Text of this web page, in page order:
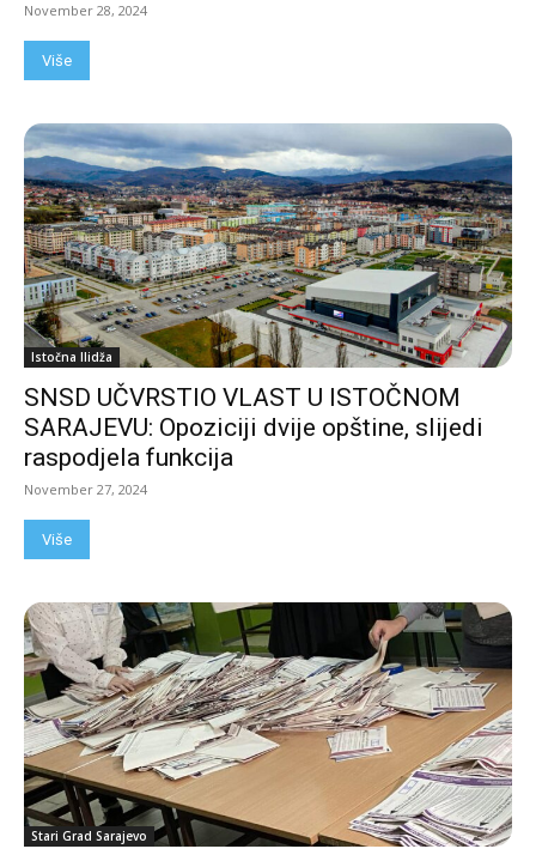
November 28, 2024
Više
Istočna Ilidža
SNSD UČVRSTIO VLAST U ISTOČNOM
SARAJEVU: Opoziciji dvije opštine, slijedi
raspodjela funkcija
November 27, 2024
Više
Stari Grad Sarajevo